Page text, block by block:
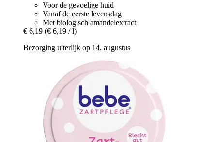
Voor de gevoelige huid
Vanaf de eerste levensdag
Met biologisch amandelextract
€ 6,19 (€ 6,19 / l)
Bezorging uiterlijk op 14. augustus